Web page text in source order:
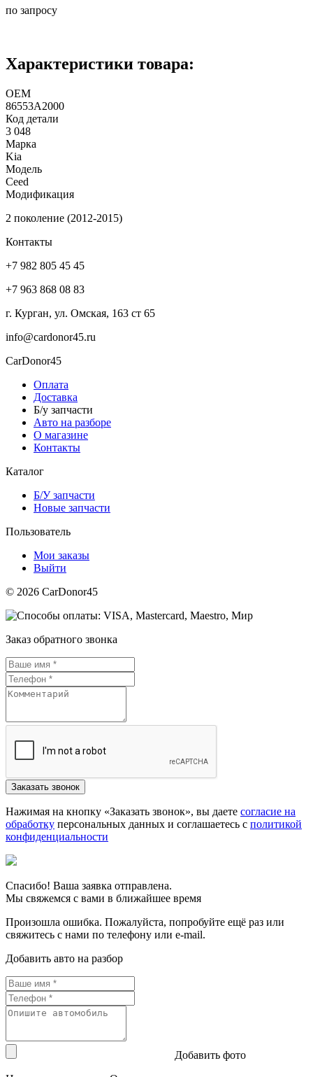
по запросу
Характеристики товара:
ОЕМ
86553A2000
Код детали
3 048
Марка
Kia
Модель
Ceed
Модификация
2 поколение (2012-2015)
Контакты
+7 982 805 45 45
+7 963 868 08 83
г. Курган, ул. Омская, 163 ст 65
info@cardonor45.ru
CarDonor45
Оплата
Доставка
Б/у запчасти
Авто на разборе
О магазине
Контакты
Каталог
Б/У запчасти
Новые запчасти
Пользователь
Мои заказы
Выйти
© 2026 CarDonor45
Заказ обратного звонка
Нажимая на кнопку «Заказать звонок», вы даете согласие на
обработку персональных данных и соглашаетесь c политикой
конфиденциальности
Спасибо! Ваша заявка отправлена.
Мы свяжемся с вами в ближайшее время
Произошла ошибка. Пожалуйста, попробуйте ещё раз или
свяжитесь с нами по телефону или e-mail.
Добавить авто на разбор
Добавить фото